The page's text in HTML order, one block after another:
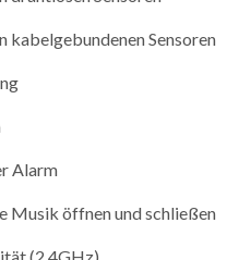
Sensoren
Alarm
Musik öffnen und schließen